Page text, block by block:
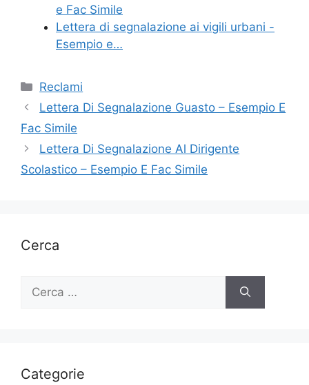
e Fac Simile
Lettera di segnalazione ai vigili urbani -
Esempio e…
Categorie
Reclami
Lettera Di Segnalazione Guasto – Esempio E
Fac Simile
Lettera Di Segnalazione Al Dirigente
Scolastico – Esempio E Fac Simile
Cerca
per:
Categorie